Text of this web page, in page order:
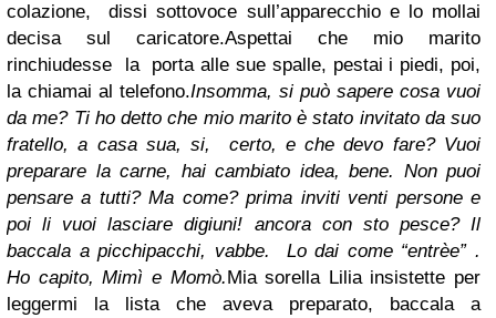
colazione, dissi sottovoce sull’apparecchio e lo mollai
decisa sul caricatore.Aspettai che mio marito
rinchiudesse la porta alle sue spalle, pestai i piedi, poi,
la chiamai al telefono.Insomma, si può sapere cosa vuoi
da me? Ti ho detto che mio marito è stato invitato da suo
fratello, a casa sua, si, certo, e che devo fare? Vuoi
preparare la carne, hai cambiato idea, bene. Non puoi
pensare a tutti? Ma come? prima inviti venti persone e
poi li vuoi lasciare digiuni! ancora con sto pesce? Il
baccala a picchipacchi, vabbe. Lo dai come “entrèe” .
Ho capito, Mimì e Momò. Mia sorella Lilia insistette per
leggermi la lista che aveva preparato, baccala a